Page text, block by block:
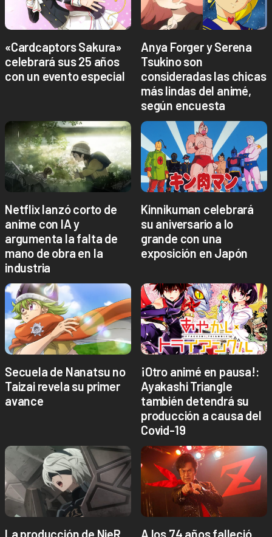
«Cardcaptors Sakura»
celebrará sus 25 años
con un evento especial
Anya Forger y Serena
Tsukino son
consideradas las chicas
más lindas del animé,
según encuesta
Netflix lanzó corto de
anime con IA y
argumenta la falta de
mano de obra en la
industria
Kinnikuman celebrará
su aniversario a lo
grande con una
exposición en Japón
Secuela de Nanatsu no
Taizai revela su primer
avance
¡Otro animé en pausa!:
Ayakashi Triangle
también detendrá su
producción a causa del
Covid-19